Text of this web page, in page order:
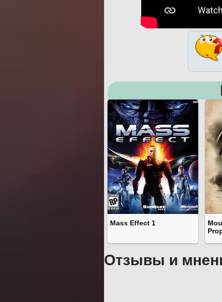
Mass Effect 1
Отзывы и